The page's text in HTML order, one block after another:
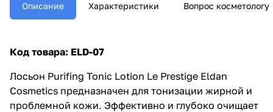
Описание Характеристики Вопрос косметологу
Код товара: ELD-07
Лосьон Purifing Tonic Lotion Le Prestige Eldan
Cosmetics предназначен для тонизации жирной и
проблемной кожи. Эффективно и глубоко очищает